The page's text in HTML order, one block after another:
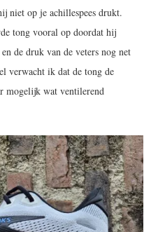
niet op je achillespees drukt.
tong vooral op doordat hij
de druk van de veters nog net
verwacht ik dat de tong de
mogelijk wat ventilerend